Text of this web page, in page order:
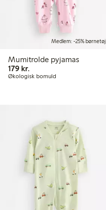
Medlem: -25% børnetøj
Mumitrolde pyjamas
179 kr.
Økologisk bomuld